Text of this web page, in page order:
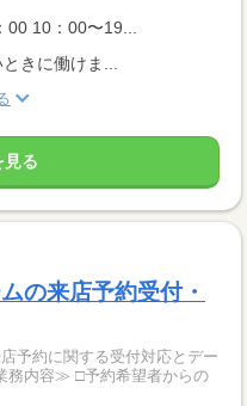
10：00〜19...
きに働けま...
見る
の来店予約受付・
予約に関する受付対応とデー